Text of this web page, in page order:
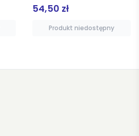
69,90 zł
Dodaj do koszyka